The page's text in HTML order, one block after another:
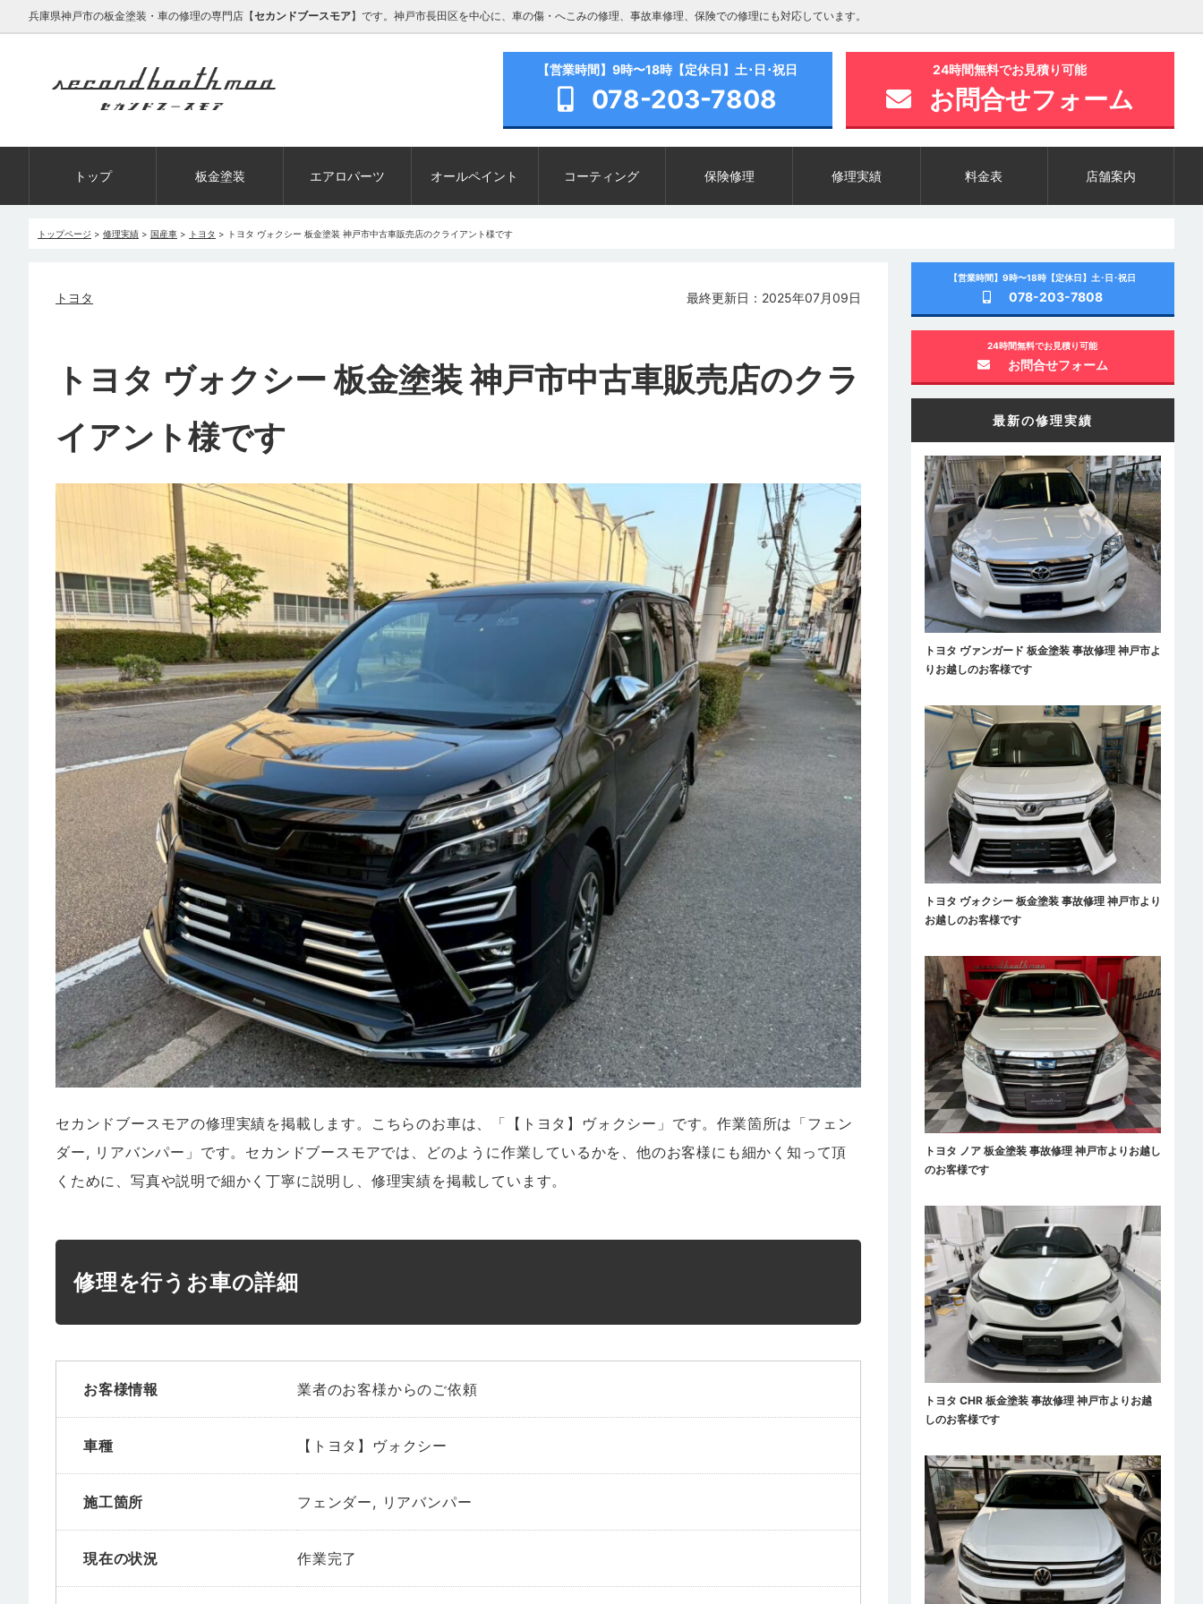
兵庫県神戸市の板金塗装・車の修理の専門店【セカンドブースモア】です。神戸市長田区を中心に、車の傷・へこみの修理、事故車修理、保険での修理にも対応しています。
【営業時間】9時〜18時【定休日】土･日･祝日
078-203-7808
24時間無料でお見積り可能
お問合せフォーム
トップ 板金塗装 エアロパーツ オールペイント コーティング 保険修理 修理実績 料金表 店舗案内
トップページ > 修理実績 > 国産車 > トヨタ > トヨタ ヴォクシー 板金塗装 神戸市中古車販売店のクライアント様です
トヨタ 最終更新日：2025年07月09日
トヨタ ヴォクシー 板金塗装 神戸市中古車販売店のクラ
イアント様です
セカンドブースモアの修理実績を掲載します。こちらのお車は、「【トヨタ】ヴォクシー」です。作業箇所は「フェン
ダー, リアバンパー」です。セカンドブースモアでは、どのように作業しているかを、他のお客様にも細かく知って頂
くために、写真や説明で細かく丁寧に説明し、修理実績を掲載しています。
修理を行うお車の詳細
お客様情報 業者のお客様からのご依頼
車種 【トヨタ】ヴォクシー
施工箇所 フェンダー, リアバンパー
現在の状況 作業完了
【営業時間】9時〜18時【定休日】土･日･祝日
078-203-7808
24時間無料でお見積り可能
お問合せフォーム
最新の修理実績
トヨタ ヴァンガード 板金塗装 事故修理 神戸市よ
りお越しのお客様です
トヨタ ヴォクシー 板金塗装 事故修理 神戸市より
お越しのお客様です
トヨタ ノア 板金塗装 事故修理 神戸市よりお越し
のお客様です
トヨタ CHR 板金塗装 事故修理 神戸市よりお越
しのお客様です